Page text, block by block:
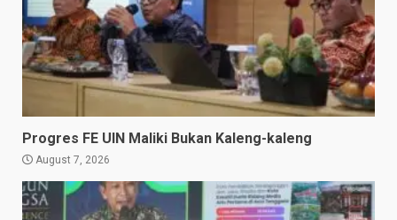
Progres FE UIN Maliki Bukan Kaleng-kaleng
August 7, 2026